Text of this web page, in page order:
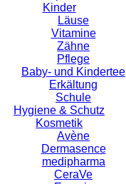
Kinder
Läuse
Vitamine
Zähne
Pflege
Baby- und Kindertee
Erkältung
Schule
Hygiene & Schutz
Kosmetik
Avène
Dermasence
medipharma
CeraVe